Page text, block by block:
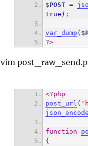
$POST =
true
var_dump ($
?>
vim
<?php
post_url (
json_encode
function